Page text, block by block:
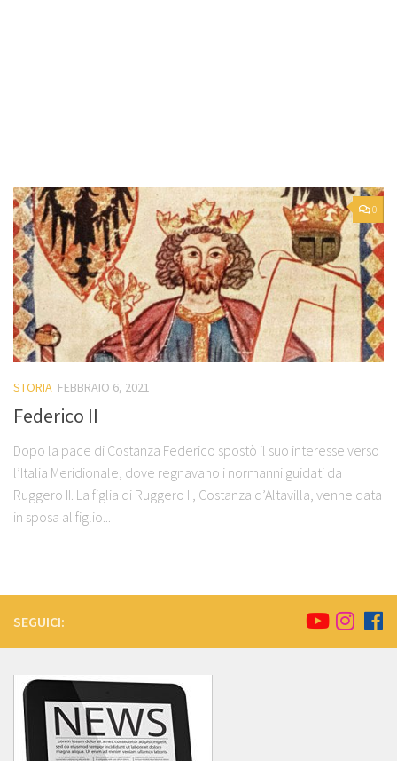
0
STORIA FEBBRAIO 6, 2021
Federico II
Dopo la pace di Costanza Federico spostò il suo interesse verso
l’Italia Meridionale, dove regnavano i normanni guidati da
Ruggero II. La figlia di Ruggero II, Costanza d’Altavilla, venne data
in sposa al figlio...
SEGUICI: